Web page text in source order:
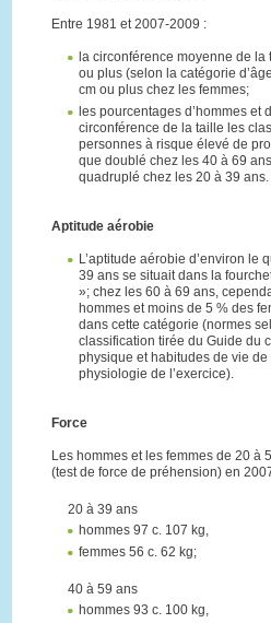
Entre 1981 et 2007-2009 :
la circonférence moyenne de
ou plus (selon la catégorie
cm ou plus chez les femmes;
les pourcentages d’hommes et
circonférence de la taille les
personnes à risque élevé de
que doublé chez les 40 à 69
quadruplé chez les 20 à 39 ans.
Aptitude aérobie
L’aptitude aérobie d’environ le
39 ans se situait dans la
»; chez les 60 à 69 ans,
hommes et moins de 5 % des
dans cette catégorie (normes
classification tirée du Guide du
physique et habitudes de vie
physiologie de l’exercice).
Force
Les hommes et les femmes de 20 à
(test de force de préhension) en
20 à 39 ans
hommes 97 c. 107 kg,
femmes 56 c. 62 kg;
40 à 59 ans
hommes 93 c. 100 kg,